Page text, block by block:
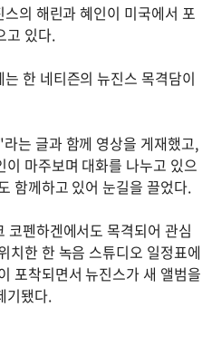
의 해린과 혜인이 미국에서 포
고 있다.
한 네티즌의 뉴진스 목격담이
는 글과 함께 영상을 게재했고,
마주보며 대화를 나누고 있으
함께하고 있어 눈길을 끌었다.
코펜하겐에서도 목격되어 관심
치한 한 녹음 스튜디오 일정표에
포착되면서 뉴진스가 새 앨범을
기됐다.